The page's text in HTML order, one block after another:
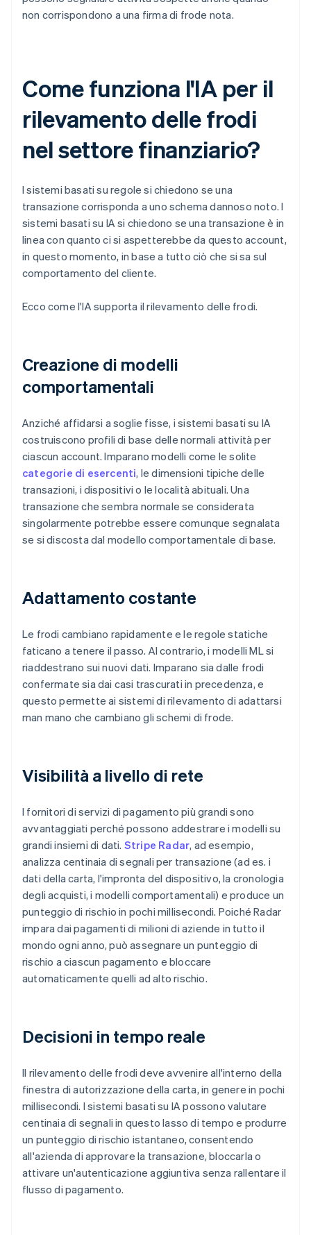
non corrispondono a una firma di frode nota.
Come funziona l'IA per il
rilevamento delle frodi
nel settore finanziario?
I sistemi basati su regole si chiedono se una
transazione corrisponda a uno schema dannoso noto. I
sistemi basati su IA si chiedono se una transazione è in
linea con quanto ci si aspetterebbe da questo account,
in questo momento, in base a tutto ciò che si sa sul
comportamento del cliente.
Ecco come l'IA supporta il rilevamento delle frodi.
Creazione di modelli
comportamentali
Anziché affidarsi a soglie fisse, i sistemi basati su IA
costruiscono profili di base delle normali attività per
ciascun account. Imparano modelli come le solite
categorie di esercenti, le dimensioni tipiche delle
transazioni, i dispositivi o le località abituali. Una
transazione che sembra normale se considerata
singolarmente potrebbe essere comunque segnalata
se si discosta dal modello comportamentale di base.
Adattamento costante
Le frodi cambiano rapidamente e le regole statiche
faticano a tenere il passo. Al contrario, i modelli ML si
riaddestrano sui nuovi dati. Imparano sia dalle frodi
confermate sia dai casi trascurati in precedenza, e
questo permette ai sistemi di rilevamento di adattarsi
man mano che cambiano gli schemi di frode.
Visibilità a livello di rete
I fornitori di servizi di pagamento più grandi sono
avvantaggiati perché possono addestrare i modelli su
grandi insiemi di dati. Stripe Radar, ad esempio,
analizza centinaia di segnali per transazione (ad es. i
dati della carta, l'impronta del dispositivo, la cronologia
degli acquisti, i modelli comportamentali) e produce un
punteggio di rischio in pochi millisecondi. Poiché Radar
impara dai pagamenti di milioni di aziende in tutto il
mondo ogni anno, può assegnare un punteggio di
rischio a ciascun pagamento e bloccare
automaticamente quelli ad alto rischio.
Decisioni in tempo reale
Il rilevamento delle frodi deve avvenire all'interno della
finestra di autorizzazione della carta, in genere in pochi
millisecondi. I sistemi basati su IA possono valutare
centinaia di segnali in questo lasso di tempo e produrre
un punteggio di rischio istantaneo, consentendo
all'azienda di approvare la transazione, bloccarla o
attivare un'autenticazione aggiuntiva senza rallentare il
flusso di pagamento.